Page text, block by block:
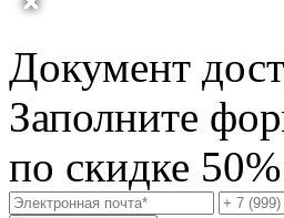
Документ
Заполните
по скидке 50%